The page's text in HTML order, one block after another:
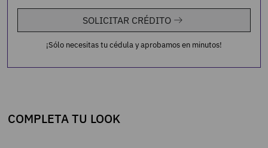
SOLICITAR CRÉDITO
¡Sólo necesitas tu cédula y aprobamos en minutos!
COMPLETA TU LOOK